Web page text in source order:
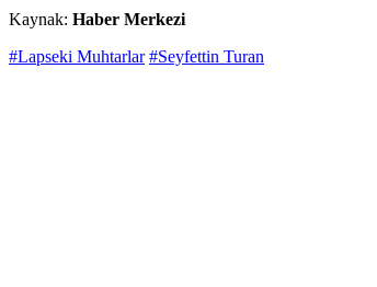
Kaynak: Haber Merkezi
#Lapseki Muhtarlar #Seyfettin Turan